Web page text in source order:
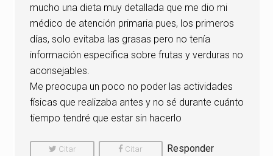
mucho una dieta muy detallada que me dio mi
médico de atención primaria pues, los primeros
días, solo evitaba las grasas pero no tenía
información específica sobre frutas y verduras no
aconsejables.
Me preocupa un poco no poder las actividades
físicas que realizaba antes y no sé durante cuánto
tiempo tendré que estar sin hacerlo
Citar
Citar
Responder